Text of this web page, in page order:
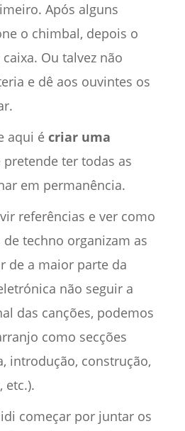
Após alguns
o chimbal, depois o
Ou talvez não
e dê aos ouvintes os
aqui é criar uma
pretende ter todas as
em permanência.
referências e ver como
techno organizam as
de a maior parte da
não seguir a
das canções, podemos
como secções
introdução, construção,
etc.).
começar por juntar os